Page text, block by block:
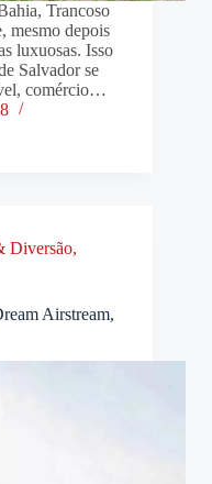
Trancoso
mesmo depois
luxuosas. Isso
Salvador se
comércio…
Diversão,
Airstream,